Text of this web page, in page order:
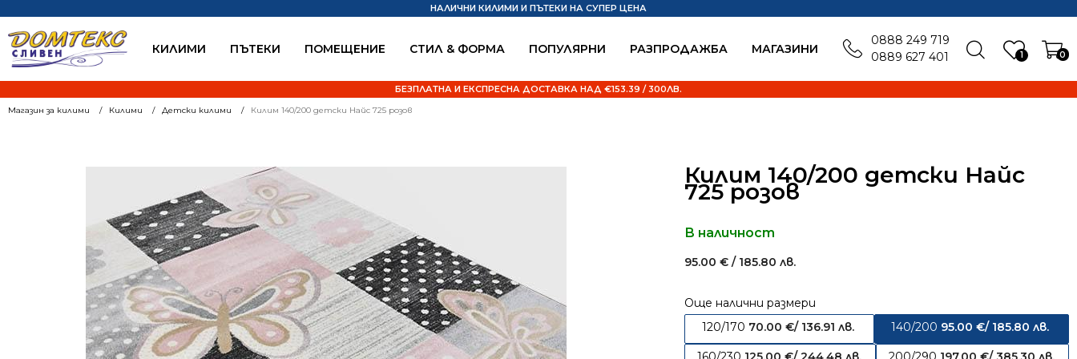
КИЛИМИ ПЪТЕКИ ПОМЕЩЕНИЕ СТИЛ & ФОРМА ПОПУЛЯРНИ РАЗПРОДАЖБА MАГАЗИНИ 1 0
НАЛИЧНИ КИЛИМИ И ПЪТЕКИ НА СУПЕР ЦЕНА
БЕЗПЛАТНА И ЕКСПРЕСНА ДОСТАВКА НАД €153.39 / 300ЛВ.
0888 249 719
0889 627 401
Магазин за килими Килими Детски килими Килим 140/200 детски Найс 725 розов
Килим 140/200 детски Найс
725 розов
В наличност
95.00€ / 185.80 лв.
Още налични размери
120/170 70.00€/ 136.91 лв. 140/200 95.00€/ 185.80 лв.